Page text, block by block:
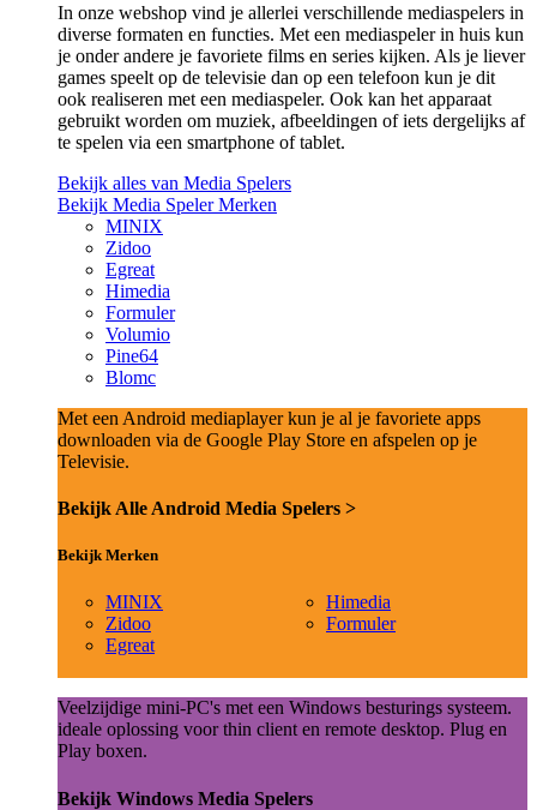
In onze webshop vind je allerlei verschillende mediaspelers in
diverse formaten en functies. Met een mediaspeler in huis kun
je onder andere je favoriete films en series kijken. Als je liever
games speelt op de televisie dan op een telefoon kun je dit
ook realiseren met een mediaspeler. Ook kan het apparaat
gebruikt worden om muziek, afbeeldingen of iets dergelijks af
te spelen via een smartphone of tablet.
Bekijk alles van Media Spelers
Bekijk Media Speler Merken
MINIX
Zidoo
Egreat
Himedia
Formuler
Volumio
Pine64
Blomc
Met een Android mediaplayer kun je al je favoriete apps
downloaden via de Google Play Store en afspelen op je
Televisie.
Bekijk Alle Android Media Spelers >
Bekijk Merken
MINIX
Zidoo
Egreat
Himedia
Formuler
Veelzijdige mini-PC's met een Windows besturings systeem.
ideale oplossing voor thin client en remote desktop. Plug en
Play boxen.
Bekijk Windows Media Spelers